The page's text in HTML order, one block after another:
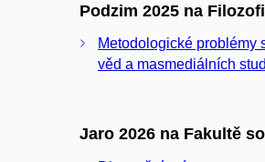
Podzim 2025 na
Metodologické problémy
věd a masmediálních
Jaro 2026 na Fakultě